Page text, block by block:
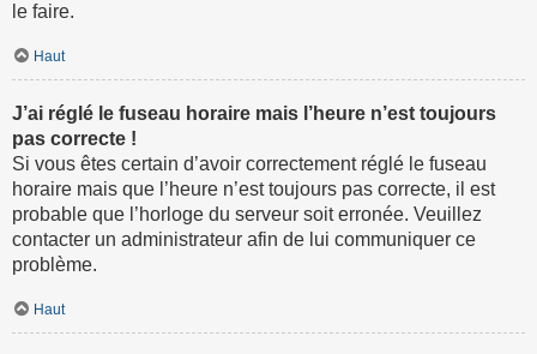
le faire.
Haut
J’ai réglé le fuseau horaire mais l’heure n’est toujours
pas correcte !
Si vous êtes certain d’avoir correctement réglé le fuseau
horaire mais que l’heure n’est toujours pas correcte, il est
probable que l’horloge du serveur soit erronée. Veuillez
contacter un administrateur afin de lui communiquer ce
problème.
Haut